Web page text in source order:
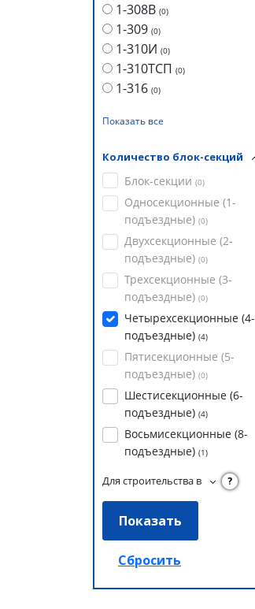
1-308В (0)
1-309 (0)
1-310И (0)
1-310ТСП (0)
1-316 (0)
Показать все
Количество блок-секций
Блок-секции (0)
Односекционные (1-
подъездные) (0)
Двухсекционные (2-
подъездные) (0)
Трехсекционные (3-
подъездные) (0)
Четырехсекционные (4-
подъездные) (4)
Пятисекционные (5-
подъездные) (0)
Шестисекционные (6-
подъездные) (4)
Восьмисекционные (8-
подъездные) (1)
Для строительства в ?